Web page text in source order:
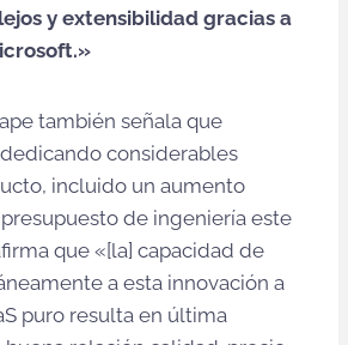
y extensibilidad gracias a
también señala que
considerables
incluido un aumento
de ingeniería este
que «[la] capacidad de
a esta innovación a
puro resulta en última